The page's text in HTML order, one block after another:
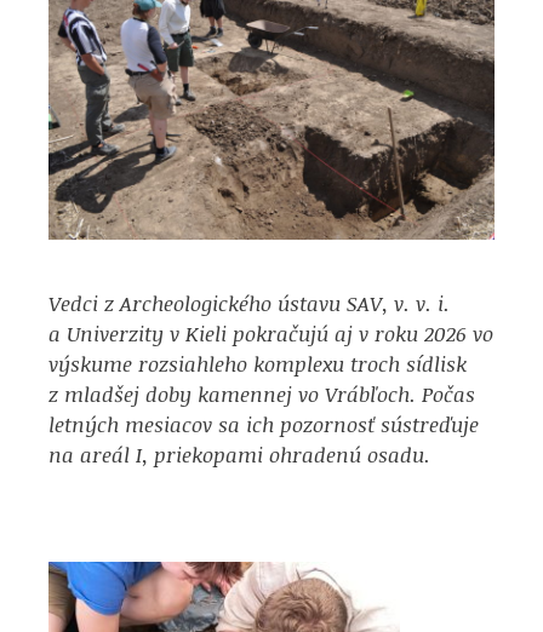
Vedci z Archeologického ústavu SAV, v. v. i.
a Univerzity v Kieli pokračujú aj v roku 2026 vo
výskume rozsiahleho komplexu troch sídlisk
z mladšej doby kamennej vo Vrábľoch. Počas
letných mesiacov sa ich pozornosť sústreďuje
na areál I, priekopami ohradenú osadu.